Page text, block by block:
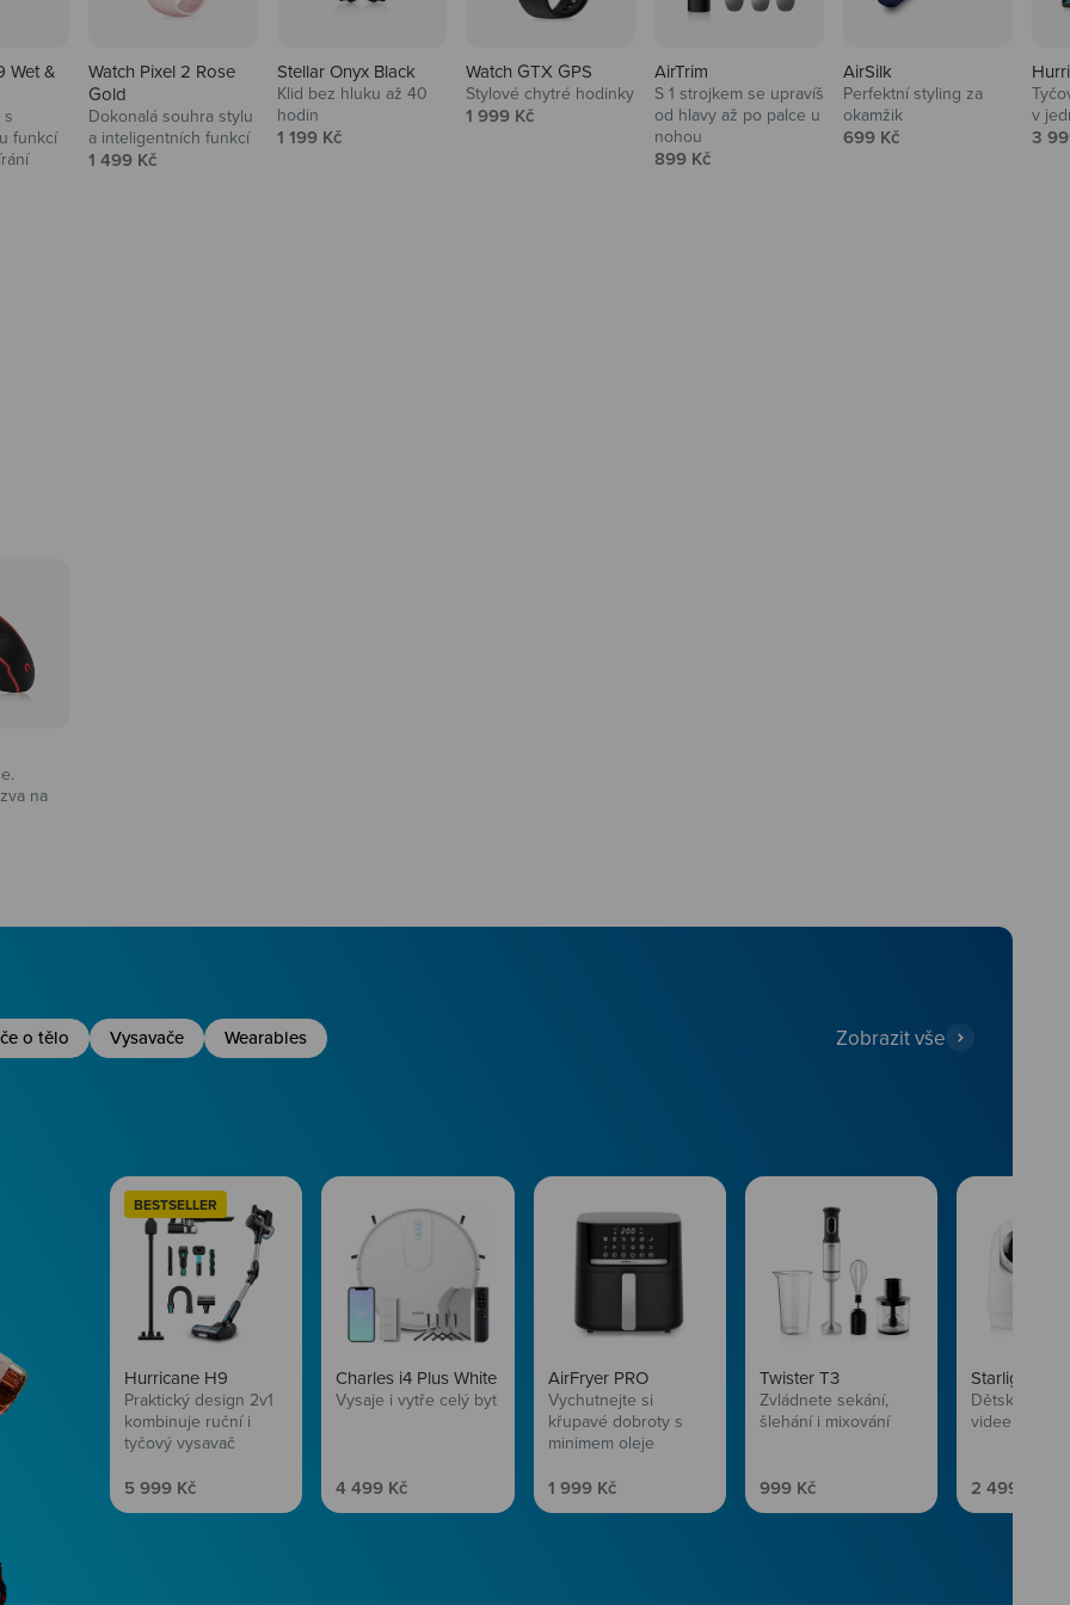
Wet &
s
funkcí
Watch Pixel 2 Rose
Gold
Dokonalá souhra stylu
a inteligentních funkcí
Prodejní cena
1 499 Kč
Stellar Onyx Black
Klid bez hluku až 40
hodin
Prodejní cena
1 199 Kč
Watch GTX GPS
Stylové chytré hodinky
Prodejní cena
1 999 Kč
AirTrim
S 1 strojkem se upravíš
od hlavy až po palce u
nohou
Prodejní cena
899 Kč
AirSilk
Perfektní styling za
okamžik
Prodejní cena
699 Kč
v
3
na
o tělo Vysavače Wearables Zobrazit vše
BESTSELLER
Hurricane H9
Praktický design 2v1
kombinuje ruční i
tyčový vysavač
Prodejní cena
5 999 Kč
Charles i4 Plus White
Vysaje i vytře celý byt
Prodejní cena
4 499 Kč
AirFryer PRO
Vychutnejte si
křupavé dobroty s
minimem oleje
Prodejní cena
1 999 Kč
Twister T3
Zvládnete sekání,
šlehání i mixování
Prodejní cena
999 Kč
Starlight SL5
Dětská
videem
Prodejní
2 499 Kč
Péče o vlasy